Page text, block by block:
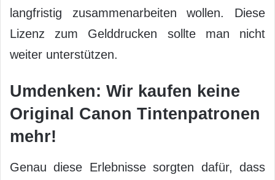
langfristig zusammenarbeiten wollen. Diese
Lizenz zum Gelddrucken sollte man nicht
weiter unterstützen.
Umdenken: Wir kaufen keine
Original Canon Tintenpatronen
mehr!
Genau diese Erlebnisse sorgten dafür, dass